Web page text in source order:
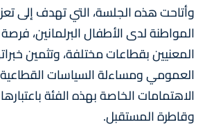
وأتاحت هذه الجلسة، التي تهدف إلى
المواطنة لدى الأطفال البرلمانين،
المعنيين بقطاعات مختلفة، وتثمين
العمومي ومساءلة السياسات
الاهتمامات الخاصة بهذه الفئة
وقاطرة المستقبل.